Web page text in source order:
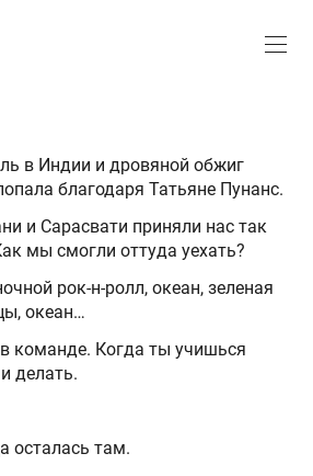
в Индии и дровяной обжиг
благодаря Татьяне Пунанс.
и Сарасвати приняли нас так
мы смогли оттуда уехать?
рок-н-ролл, океан, зеленая
океан…
команде. Когда ты учишься
делать.
осталась там.